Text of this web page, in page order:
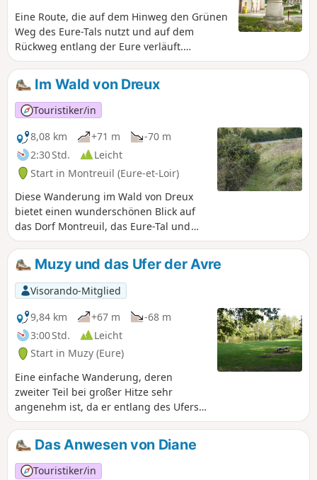
Eine Route, die auf dem Hinweg den Grünen
Weg des Eure-Tals nutzt und auf dem
Rückweg entlang der Eure verläuft.
Abgesehen von der idyllischen Landschaft
ist diese Route komplett schlammfrei.
Im Wald von Dreux
Touristiker/in
8,08 km
+71 m
-70 m
2:30 Std.
Leicht
Start in Montreuil (Eure-et-Loir)
Diese Wanderung im Wald von Dreux
bietet einen wunderschönen Blick auf
das Dorf Montreuil, das Eure-Tal und
die Bögen des Eure-Siphons, eines
Aquädukts der Avre, das die Stadt Paris
mit Trinkwasser versorgt. Entdecken Sie
eine Wanderroute im Staatswald von
Dreux, auf der Sie nach sportlicher
Anstrengung über einen sehr
angenehmen Pfad den Hügel
hinaufsteigen, nachdem Sie die Brücke
über die Eure überquert haben.
Muzy und das Ufer der Avre
Visorando-Mitglied
9,84 km
+67 m
-68 m
3:00 Std.
Leicht
Start in Muzy (Eure)
Eine einfache Wanderung, deren
zweiter Teil bei großer Hitze sehr
angenehm ist, da er entlang des Ufers
der Avre auf demGR®®22verläuft. An
verschiedenen Stellen am Ufer können
Sie eine Pause einlegen und picknicken.
Das Anwesen von Diane
Touristiker/in